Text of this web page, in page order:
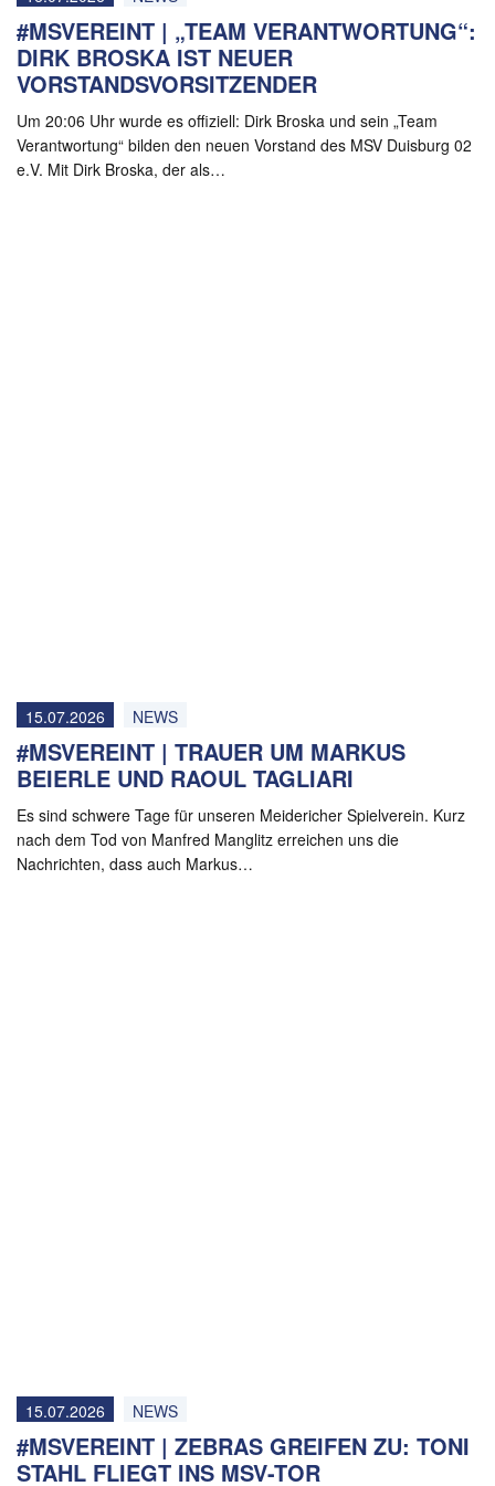
#MSVEREINT | „TEAM VERANTWORTUNG“:
DIRK BROSKA IST NEUER
VORSTANDSVORSITZENDER
Um 20:06 Uhr wurde es offiziell: Dirk Broska und sein „Team
Verantwortung“ bilden den neuen Vorstand des MSV Duisburg 02
e.V. Mit Dirk Broska, der als…
15.07.2026 NEWS
#MSVEREINT | TRAUER UM MARKUS
BEIERLE UND RAOUL TAGLIARI
Es sind schwere Tage für unseren Meidericher Spielverein. Kurz
nach dem Tod von Manfred Manglitz erreichen uns die
Nachrichten, dass auch Markus…
15.07.2026 NEWS
#MSVEREINT | ZEBRAS GREIFEN ZU: TONI
STAHL FLIEGT INS MSV-TOR